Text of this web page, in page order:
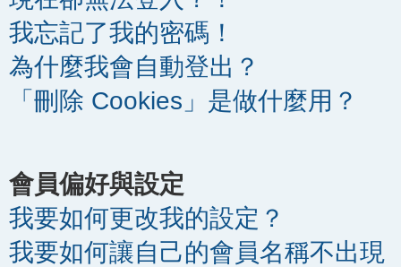
我忘記了我的密碼！
為什麼我會自動登出？
「刪除 Cookies」是做什麼用？
會員偏好與設定
我要如何更改我的設定？
我要如何讓自己的會員名稱不出現